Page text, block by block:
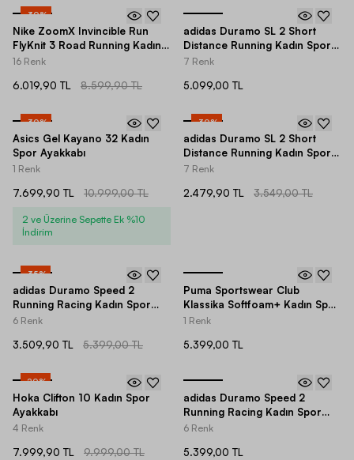
-30%
Nike ZoomX Invincible Run
FlyKnit 3 Road Running Kadın
Spor Ayakkabı
16 Renk
6.019,90 TL 8.599,90 TL
adidas Duramo SL 2 Short
Distance Running Kadın Spor
Ayakkabı
7 Renk
5.099,00 TL
-30%
Asics Gel Kayano 32 Kadın
Spor Ayakkabı
1 Renk
7.699,90 TL 10.999,00 TL
2 ve Üzerine Sepette Ek %10
İndirim
-30%
adidas Duramo SL 2 Short
Distance Running Kadın Spor
Ayakkabı
7 Renk
2.479,90 TL 3.549,00 TL
-35%
adidas Duramo Speed 2
Running Racing Kadın Spor
Ayakkabı
6 Renk
3.509,90 TL 5.399,00 TL
Puma Sportswear Club
Klassika Softfoam+ Kadın Spor
Ayakkabı
1 Renk
5.399,00 TL
-20%
Hoka Clifton 10 Kadın Spor
Ayakkabı
4 Renk
7.999,90 TL 9.999,00 TL
adidas Duramo Speed 2
Running Racing Kadın Spor
Ayakkabı
6 Renk
5.399,00 TL